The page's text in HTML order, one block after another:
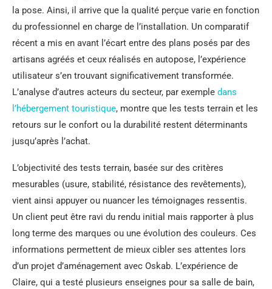
la pose. Ainsi, il arrive que la qualité perçue varie en fonction
du professionnel en charge de l’installation. Un comparatif
récent a mis en avant l’écart entre des plans posés par des
artisans agréés et ceux réalisés en autopose, l’expérience
utilisateur s’en trouvant significativement transformée.
L’analyse d’autres acteurs du secteur, par exemple dans
l’hébergement touristique, montre que les tests terrain et les
retours sur le confort ou la durabilité restent déterminants
jusqu’après l’achat.
L’objectivité des tests terrain, basée sur des critères
mesurables (usure, stabilité, résistance des revêtements),
vient ainsi appuyer ou nuancer les témoignages ressentis.
Un client peut être ravi du rendu initial mais rapporter à plus
long terme des marques ou une évolution des couleurs. Ces
informations permettent de mieux cibler ses attentes lors
d’un projet d’aménagement avec Oskab. L’expérience de
Claire, qui a testé plusieurs enseignes pour sa salle de bain,